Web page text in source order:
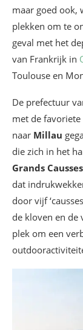
maar goed ook,
plekken om te
geval met het
van Frankrijk in
Toulouse en
De prefectuur
met de
naar Millau
die zich in het
Grands Causses
dat
door vijf
de kloven en de
plek om een